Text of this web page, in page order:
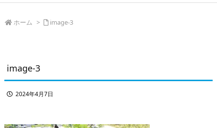
ホーム > image-3
image-3
2024年4月7日